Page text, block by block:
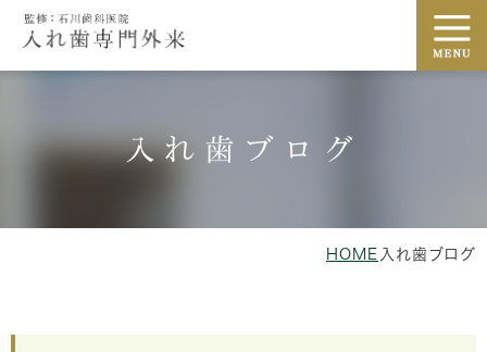
入れ歯ブログ
HOME 入れ歯ブログ